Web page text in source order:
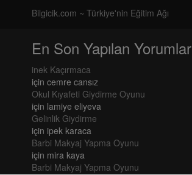
Bilgicik.com ~ Türkiye'nin Eğitim Ağı
En Son Yapılan Yorumlar
inek Kaçırmaca
için cemre cansız
Okul Kıyafeti Giydirme Oyunu
için lamiye eliyeva
Gelinlik Giydirme
için ipek karaca
Barbi Makyaj Yapma Oyunu
için mira kaya
Barbi Makyaj Yapma Oyunu